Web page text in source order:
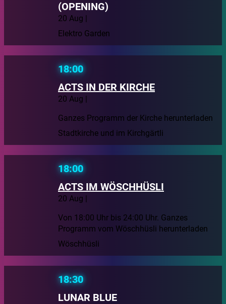
(OPENING)
20 Aug |
Elektro Garden
18:00
ACTS IN DER KIRCHE
20 Aug |
Ganzes Programm der Kirche herunterladen
Stadtkirche und im Kirchgärtli
18:00
ACTS IM WÖSCHHÜSLI
20 Aug |
Von 18:00 Uhr bis 24:00 Uhr. Ganzes
Programm vom Wöschhüsli herunterladen
Wöschhüsli
18:30
LUNAR BLUE